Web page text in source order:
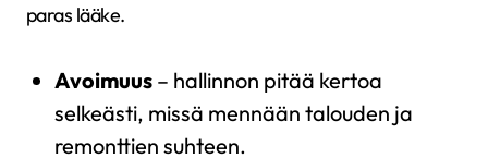
paras lääke.
Avoimuus– hallinnon pitää kertoa
selkeästi, missä mennään talouden ja
remonttien suhteen.